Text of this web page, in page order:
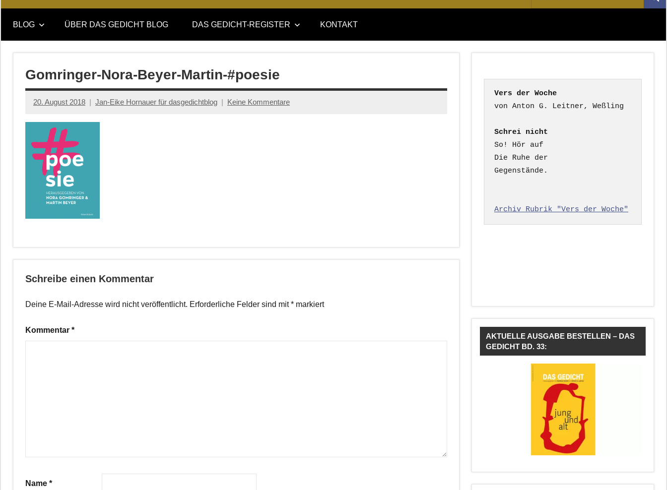
DAS
GEDICHT
blog
DAS
GEDICHT.
Zeitschrift
nach:
BLOG ÜBER DAS GEDICHT BLOG DAS GEDICHT-REGISTER KONTAKT
Gomringer-Nora-Beyer-Martin-#poesie
20. August 2018 Jan-Eike Hornauer für dasgedichtblog Keine Kommentare
Schreibe einen Kommentar
Deine E-Mail-Adresse wird nicht veröffentlicht. Erforderliche Felder sind mit* markiert
Kommentar *
Name *
Vers der Woche
Schrei nicht
So! Hör auf
Die Ruhe der
Gegenstände.
Archiv Rubrik "Vers der Woche"
AKTUELLE AUSGABE BESTELLEN – DAS
GEDICHT BD. 33: